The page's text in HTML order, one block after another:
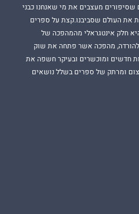
שסיפורים מעצבים את מי שאנחנו כבני
את העולם שסביבנו.קצת על ספרים
היא חלק אינטגראלי מהמהפכה של
מהפכה אשר פתחה את שוק
חדשים ומוכשרים ובעיקר חשפה את
ומרתק של ספרים בשלל נושאים